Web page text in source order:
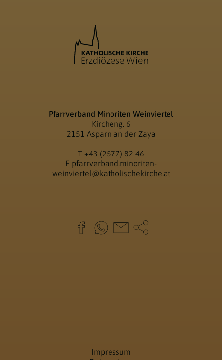
Pfarrverband Minoriten Weinviertel
Kircheng. 6
2151 Asparn an der Zaya
T +43 (2577) 82 46
E pfarrverband.minoriten-
weinviertel@katholischekirche.at
Impressum